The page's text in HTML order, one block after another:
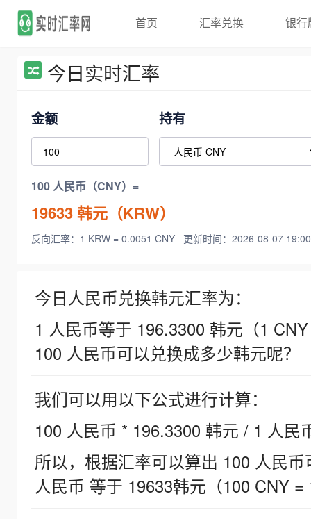
首页 汇率兑换 银行
今日实时汇率
金额 持有
100 人民币（CNY）=
19633韩元（KRW）
反向汇率：1 KRW = 0.0051 CNY 更新时间：2026-08-07
今日人民币兑换韩元汇率为：
1 人民币等于 196.3300 韩元（1
100 人民币可以兑换成多少韩元呢？
我们可以用以下公式进行计算：
100 人民币 * 196.3300 韩元 / 1 人民
所以，根据汇率可以算出 100 人民
人民币 等于 19633韩元（100 CNY =